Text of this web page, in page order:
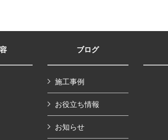
ブログ
施工事例
お役立ち情報
お知らせ